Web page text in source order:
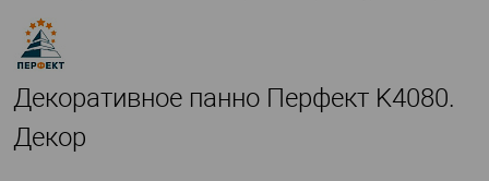
Декоративное панно Перфект K4080.
Декор